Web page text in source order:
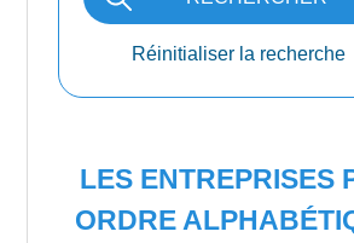
Réinitialiser la recherche
LES ENTREPRISES
ORDRE